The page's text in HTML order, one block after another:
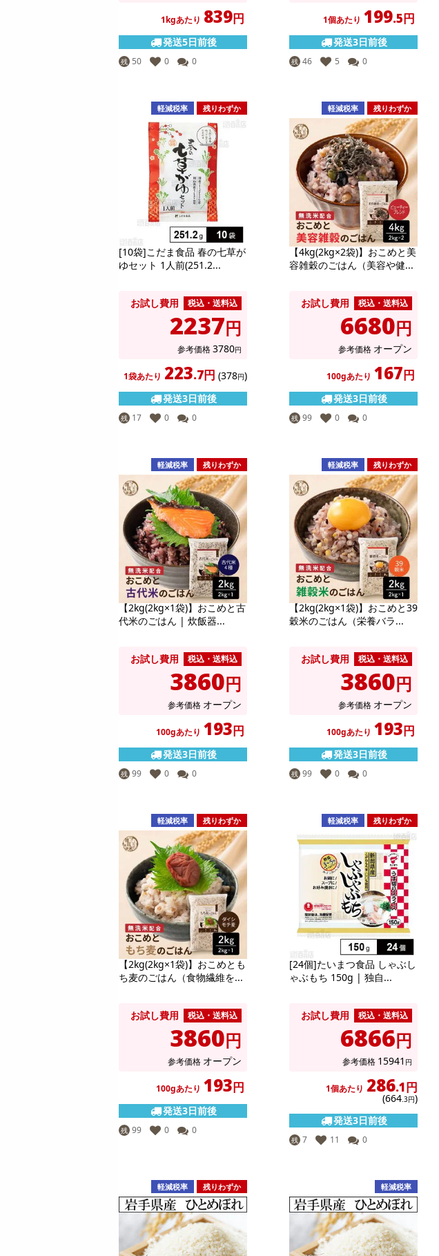
1kgあたり 839円
発送5日前後
残 50 0 0
1個あたり 199.5円
発送3日前後
残 46 5 0
軽減税率 残りわずか
[10袋]こだま食品 春の七草が
ゆセット 1人前(251.2...
お試し費用 税込・送料込
2237円
参考価格3780円
1袋あたり 223.7円 (378円)
発送3日前後
残 17 0 0
軽減税率 残りわずか
【4kg(2kg×2袋)】おこめと美
容雑穀のごはん（美容や健...
お試し費用 税込・送料込
6680円
参考価格 オープン
100gあたり 167円
発送3日前後
残 99 0 0
軽減税率 残りわずか
【2kg(2kg×1袋)】おこめと古
代米のごはん | 炊飯器...
お試し費用 税込・送料込
3860円
参考価格 オープン
100gあたり 193円
発送3日前後
残 99 0 0
軽減税率 残りわずか
【2kg(2kg×1袋)】おこめと39
穀米のごはん（栄養バラ...
お試し費用 税込・送料込
3860円
参考価格 オープン
100gあたり 193円
発送3日前後
残 99 0 0
軽減税率 残りわずか
【2kg(2kg×1袋)】おこめとも
ち麦のごはん（食物繊維を...
お試し費用 税込・送料込
3860円
参考価格 オープン
100gあたり 193円
発送3日前後
残 99 0 0
軽減税率 残りわずか
[24個]たいまつ食品 しゃぶし
ゃぶもち 150g | 独自...
お試し費用 税込・送料込
6866円
参考価格 15941 円
1個あたり 286.1円
(664.3円)
発送3日前後
残 7 11 0
軽減税率 残りわずか 軽減税率